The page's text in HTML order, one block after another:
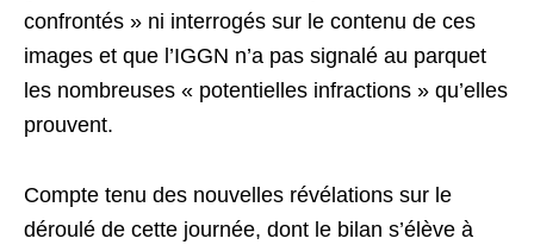
confrontés » ni interrogés sur le contenu de ces
images et que l’IGGN n’a pas signalé au parquet
les nombreuses « potentielles infractions » qu’elles
prouvent.
Compte tenu des nouvelles révélations sur le
déroulé de cette journée, dont le bilan s’élève à